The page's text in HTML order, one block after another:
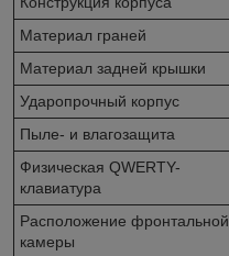
Материал граней
Материал задней крышки
Ударопрочный корпус
Пыле- и влагозащита
Физическая QWERTY-
клавиатура
Расположение фронтальной
камеры